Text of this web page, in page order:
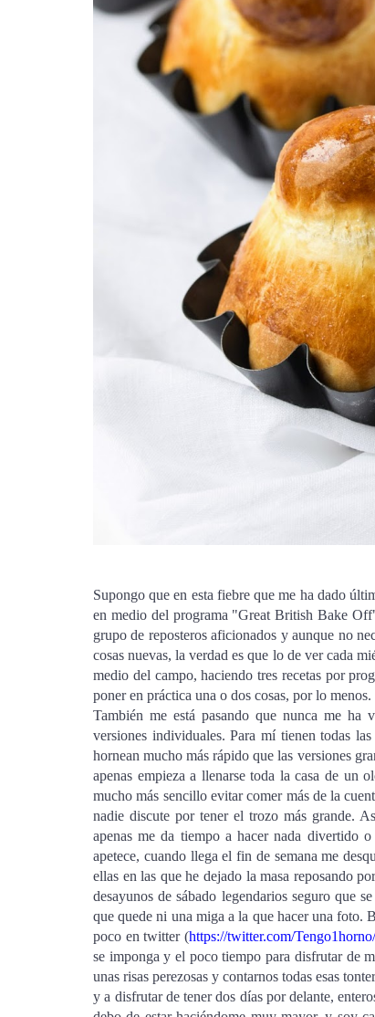
Supongo que en esta fiebre que me ha dado
en medio del programa "Great British Bake
grupo de reposteros aficionados y aunque no
cosas nuevas, la verdad es que lo de ver cada
medio del campo, haciendo tres recetas por
poner en práctica una o dos cosas, por lo menos.
También me está pasando que nunca me ha
versiones individuales. Para mí tienen todas
hornean mucho más rápido que las versiones
apenas empieza a llenarse toda la casa de un
mucho más sencillo evitar comer más de la
nadie discute por tener el trozo más grande.
apenas me da tiempo a hacer nada divertido
apetece, cuando llega el fin de semana me
ellas en las que he dejado la masa reposando
desayunos de sábado legendarios seguro que
que quede ni una miga a la que hacer una foto.
poco en twitter (https://twitter.com/
se imponga y el poco tiempo para disfrutar de
unas risas perezosas y contarnos todas esas
y a disfrutar de tener dos días por delante,